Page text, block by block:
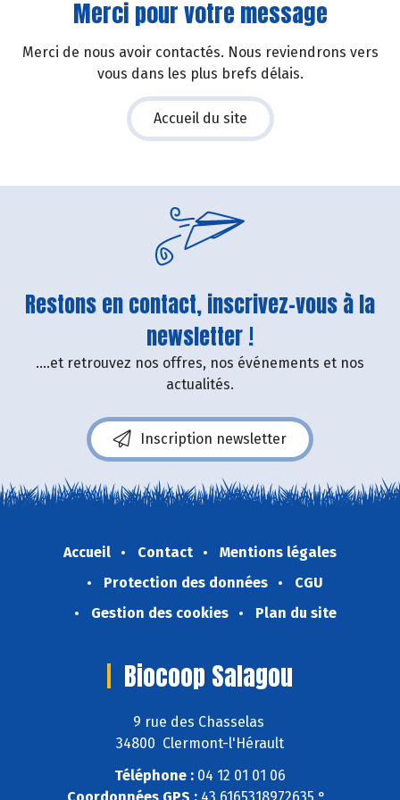
Merci pour votre message
Merci de nous avoir contactés. Nous reviendrons vers
vous dans les plus brefs délais.
Accueil du site
Restons en contact, inscrivez-vous à la
newsletter !
....et retrouvez nos offres, nos événements et nos
actualités.
Inscription newsletter
Accueil Contact
Mentions légales
Protection des données
CGU
Gestion des cookies
Plan du site
Biocoop Salagou
9 rue des Chasselas
34800 Clermont-l'Hérault
Téléphone : 04 12 01 01 06